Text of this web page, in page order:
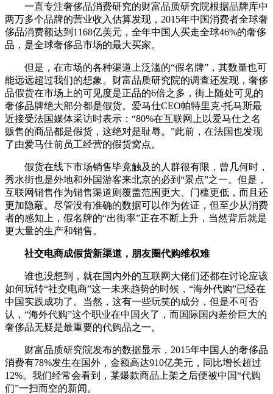
一直专注奢侈品消费研究的财富品质研究院根据品牌库中
两万多个品牌的营业收入估算发现，2015年中国消费者全球奢
侈品消费额达到1168亿美元，全年中国人买走全球46%的奢侈
品，是全球奢侈品市场的最大买家。
但是，在市场的各种渠道上泛滥的“假名牌”，其数量也可
能远远超过我们的想象。财富品质研究院的调查还发现，奢侈
品假货在市场上的可见度是正品的6倍之多，街上随处可见的
奢侈品牌绝大部分都是假货。爱马仕CEO帕特里克·托马斯最
近接受法国媒体采访时表示：“80%在互联网上以爱马仕之名
贩售的商品都是假货，这绝对是耻辱。”此前，在法国也发现
了由爱马仕前员工经营的假货窝点。
假货在线下市场销售毕竟触及的人群很有限，曾几何时，
秀水街也是外地和外国游客来北京的必到“景点”之一。但是，
互联网销售作为销售渠道则覆盖范围更大、门槛更低，而且还
更加隐蔽。尽管没有准确的数据可以作为佐证，但至少从消费
者的感知上，假名牌的“出街率”正在不断上升，当然背后就是
更大量的生产和销售。
社交电商成假货新渠道， 朋友圈代购维权难
谁也没想到，就在国内外的互联网大佬们还都在讨论应该
如何玩转“社交电商”这一未来趋势的时候，“海外代购”已经在
中国实践成功了。当然，这有一些玩笑的成分，但是不可否
认，“海外代购”这个职业在中国火了，而国际国内差价巨大的
奢侈品无疑是最重要的代购品之一。
财富品质研究院发布的数据显示，2015年中国人的奢侈品
消费有78%发生在国外，金额高达910亿美元，同比增长超过
12%。我们经常会看到，某爆款商品上架之后便被中国“代购
们”一扫而空的新闻。